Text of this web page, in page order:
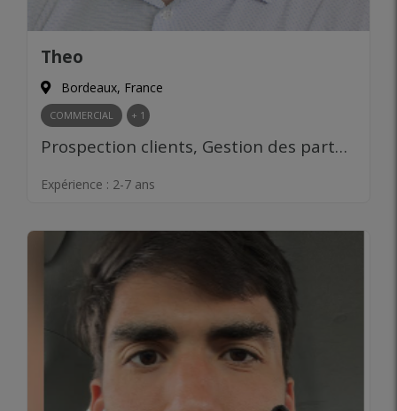
Theo
Bordeaux, France
COMMERCIAL + 1
Prospection clients, Gestion des partenariats, Négociation commerciale, Développement de réseau, Analyse des marchés, Recrutement, Gestion d’équipe, Formation des collaborateurs, Culture d’entreprise, Leadership
Expérience : 2-7 ans